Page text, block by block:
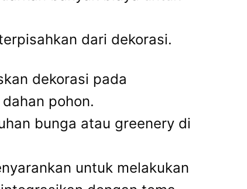
dari dekorasi.
dekorasi pada
pohon.
bunga atau greenery di
untuk melakukan